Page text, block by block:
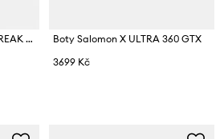
Žabky Salomon REELAX BREAK 6.0
Boty Salomon X ULTRA 360 GTX
3699 Kč